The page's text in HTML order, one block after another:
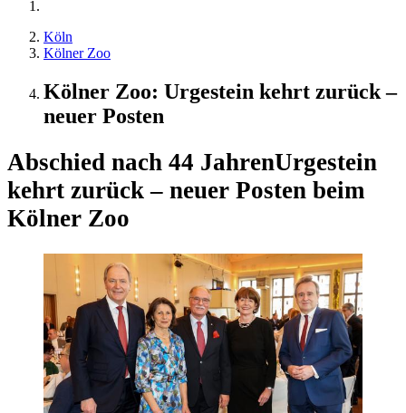
Köln
Kölner Zoo
Kölner Zoo: Urgestein kehrt zurück –
neuer Posten
Abschied nach 44 JahrenUrgestein
kehrt zurück – neuer Posten beim
Kölner Zoo